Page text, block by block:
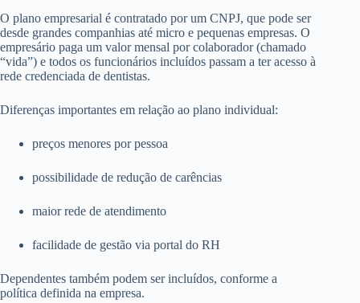
O plano empresarial é contratado por um CNPJ, que pode ser
desde grandes companhias até micro e pequenas empresas. O
empresário paga um valor mensal por colaborador (chamado
“vida”) e todos os funcionários incluídos passam a ter acesso à
rede credenciada de dentistas.
Diferenças importantes em relação ao plano individual:
preços menores por pessoa
possibilidade de redução de carências
maior rede de atendimento
facilidade de gestão via portal do RH
Dependentes também podem ser incluídos, conforme a
política definida na empresa.